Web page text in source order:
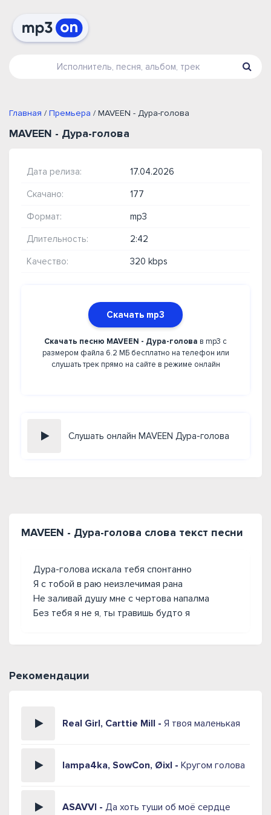
Главная / Премьера / MAVEEN - Дура-голова
MAVEEN - Дура-голова
Дата релиза: 17.04.2026
Скачано: 177
Формат: mp3
Длительность: 2:42
Качество: 320 kbps
Скачать mp3
Скачать песню MAVEEN - Дура-голова в mp3 с
размером файла 6.2 МБ бесплатно на телефон или
слушать трек прямо на сайте в режиме онлайн
Слушать онлайн MAVEEN Дура-голова
MAVEEN - Дура-голова слова текст песни
Дура-голова искала тебя спонтанно
Я с тобой в раю неизлечимая рана
Не заливай душу мне с чертова напалма
Без тебя я не я, ты травишь будто я
Рекомендации
Real Girl, Carttie Mill - Я твоя маленькая
lampa4ka, SowCon, Øixl - Кругом голова
ASAVVI - Да хоть туши об моё сердце